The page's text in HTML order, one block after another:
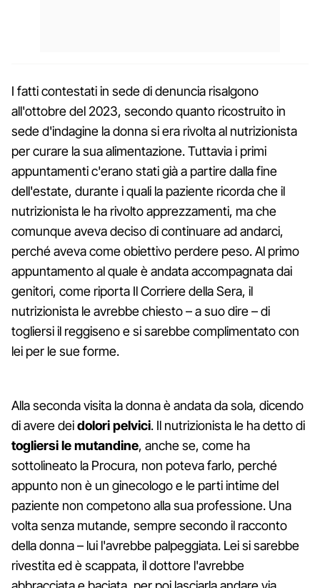
I fatti contestati in sede di denuncia risalgono
all'ottobre del 2023, secondo quanto ricostruito in
sede d'indagine la donna si era rivolta al nutrizionista
per curare la sua alimentazione. Tuttavia i primi
appuntamenti c'erano stati già a partire dalla fine
dell'estate, durante i quali la paziente ricorda che il
nutrizionista le ha rivolto apprezzamenti, ma che
comunque aveva deciso di continuare ad andarci,
perché aveva come obiettivo perdere peso. Al primo
appuntamento al quale è andata accompagnata dai
genitori, come riporta Il Corriere della Sera, il
nutrizionista le avrebbe chiesto – a suo dire – di
togliersi il reggiseno e si sarebbe complimentato con
lei per le sue forme.
Alla seconda visita la donna è andata da sola, dicendo
di avere deidolori pelvici. Il nutrizionista le ha detto di
togliersi le mutandine, anche se, come ha
sottolineato la Procura, non poteva farlo, perché
appunto non è un ginecologo e le parti intime del
paziente non competono alla sua professione. Una
volta senza mutande, sempre secondo il racconto
della donna – lui l'avrebbe palpeggiata. Lei si sarebbe
rivestita ed è scappata, il dottore l'avrebbe